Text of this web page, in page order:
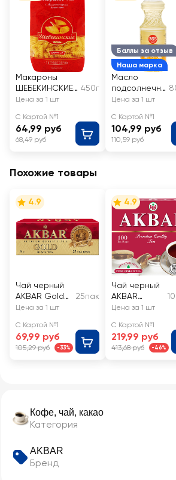
Кофе, чай, какао
Категория
AKBAR
Бренд
Макароны
ШЕБЕКИНСКИЕ
Спирали
высший сорт
450г
Цена за 1 шт
С Картой №1
64,99 руб
68,49 руб
Баллы за отзыв
Наша марка
Масло
подсолнечно
е 365 ДНЕЙ
нное
дезодориров
анное
Цена за 1 шт
С Картой №1
104,99 руб
110,59 руб
Похожие товары
4.9
Чай черный
AKBAR Gold
байховый
25пак
Цена за 1 шт
С Картой №1
69,99 руб
105,29 руб -33%
4.9
Чай черный
AKBAR
Красно-
Цейлонский
байховый
Цена за 1 шт
С Картой №1
219,99 руб
413,68 руб -46%